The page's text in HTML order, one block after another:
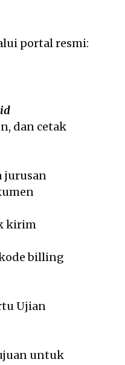
portal resmi:
dan cetak
jurusan
kirim
billing
Ujian
untuk